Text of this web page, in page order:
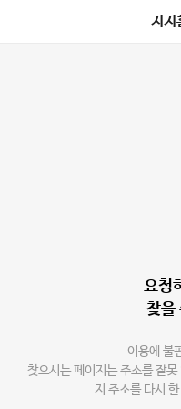
지지
요청
찾을
이용에 불
찾으시는 페이지는 주소를 잘
지 주소를 다시